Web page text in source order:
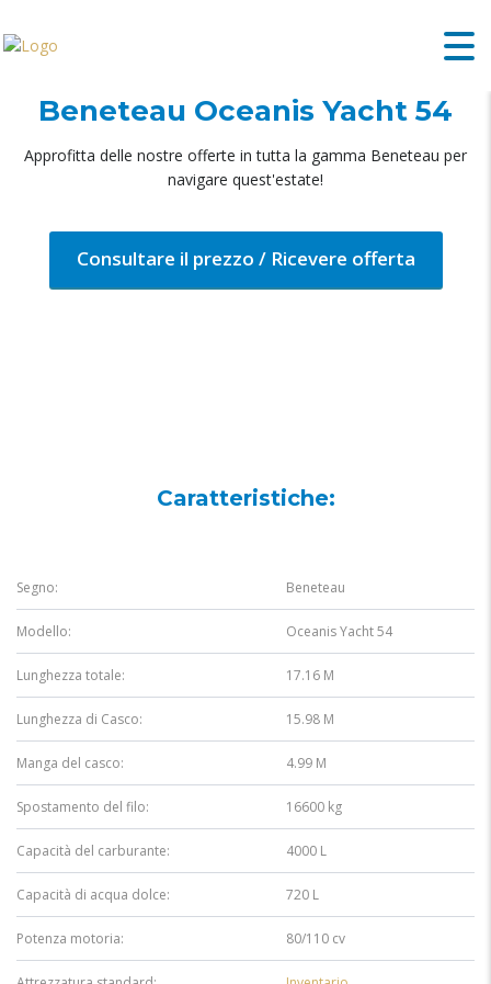
Beneteau Oceanis Yacht 54
Approfitta delle nostre offerte in tutta la gamma Beneteau per
navigare quest'estate!
Consultare il prezzo / Ricevere offerta
Caratteristiche:
Segno: Beneteau
Modello: Oceanis Yacht 54
Lunghezza totale: 17.16 M
Lunghezza di Casco: 15.98 M
Manga del casco: 4.99 M
Spostamento del filo: 16600 kg
Capacità del carburante: 4000 L
Capacità di acqua dolce: 720 L
Potenza motoria: 80/110 cv